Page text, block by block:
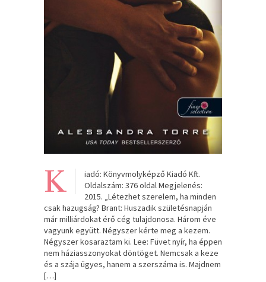
K
iadó: Könyvmolyképző Kiadó Kft.
Oldalszám: 376 oldal Megjelenés:
2015. „Létezhet szerelem, ha minden
csak hazugság? Brant: Huszadik születésnapján
már milliárdokat érő cég tulajdonosa. Három éve
vagyunk együtt. Négyszer kérte meg a kezem.
Négyszer kosaraztam ki. Lee: Füvet nyír, ha éppen
nem háziasszonyokat döntöget. Nemcsak a keze
és a szája ügyes, hanem a szerszáma is. Majdnem
[…]